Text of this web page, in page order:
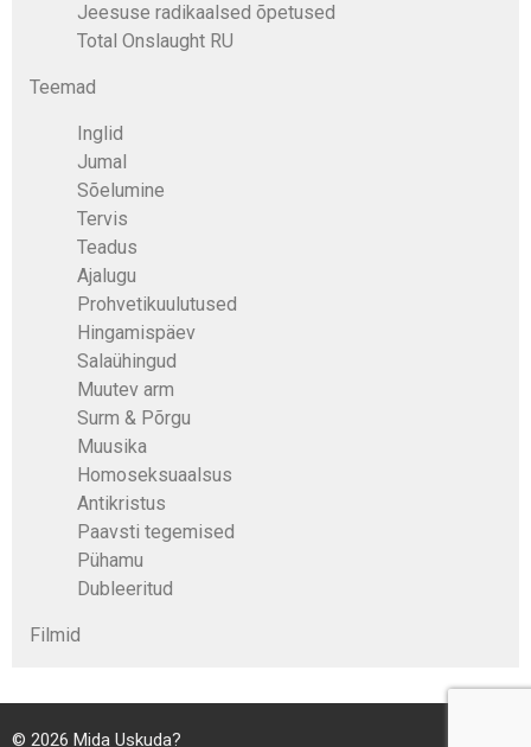
Jeesuse radikaalsed õpetused
Total Onslaught RU
Teemad
Inglid
Jumal
Sõelumine
Tervis
Teadus
Ajalugu
Prohvetikuulutused
Hingamispäev
Salaühingud
Muutev arm
Surm & Põrgu
Muusika
Homoseksuaalsus
Antikristus
Paavsti tegemised
Pühamu
Dubleeritud
Filmid
© 2026 Mida Uskuda?